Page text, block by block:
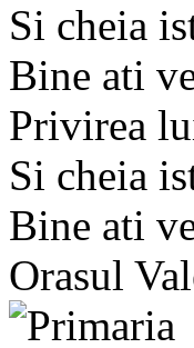
Si cheia
Bine ati
Privirea
Si cheia
Bine ati
Orasul